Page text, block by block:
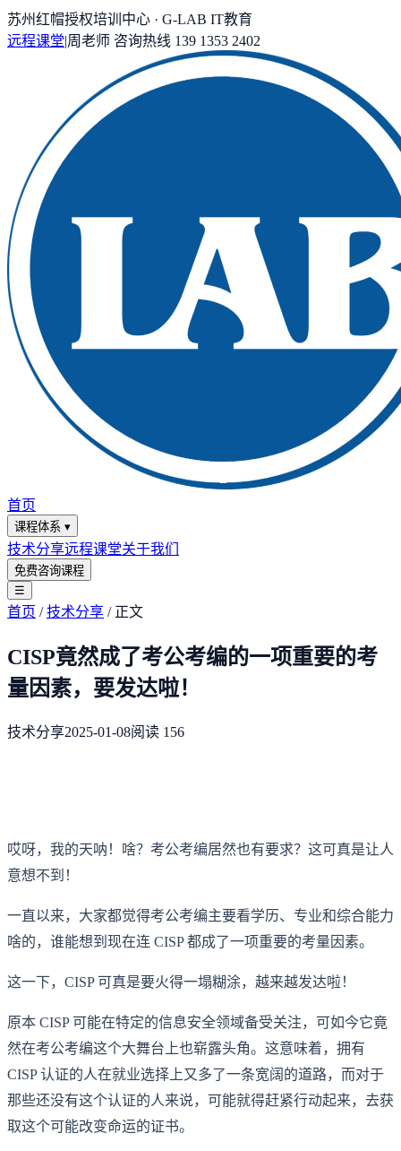
苏州红帽授权培训中心 · G-LAB IT教育
远程课堂|周老师 咨询热线 139 1353 2402
首页
课程体系 ▾
技术分享远程课堂关于我们
免费咨询课程
☰
首页 /技术分享 / 正文
CISP竟然成了考公考编的一项重要的考
量因素，要发达啦！
技术分享2025-01-08阅读 156
哎呀，我的天呐！啥？考公考编居然也有要求？这可真是让人
意想不到！
一直以来，大家都觉得考公考编主要看学历、专业和综合能力
啥的，谁能想到现在连 CISP 都成了一项重要的考量因素。
这一下，CISP 可真是要火得一塌糊涂，越来越发达啦！
原本 CISP 可能在特定的信息安全领域备受关注，可如今它竟
然在考公考编这个大舞台上也崭露头角。这意味着，拥有
CISP 认证的人在就业选择上又多了一条宽阔的道路，而对于
那些还没有这个认证的人来说，可能就得赶紧行动起来，去获
取这个可能改变命运的证书。